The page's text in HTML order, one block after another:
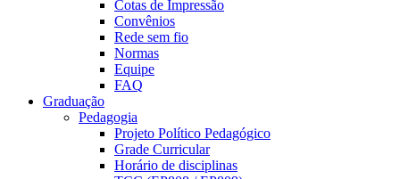
Cotas de Impressão
Convênios
Rede sem fio
Normas
Equipe
FAQ
Graduação
Pedagogia
Projeto Político Pedagógico
Grade Curricular
Horário de disciplinas